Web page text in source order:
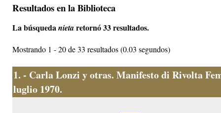
Resultados en la Biblioteca
La búsquedanietaretornó 33 resultados.
Mostrando 1 - 20 de 33 resultados (0.03 segundos)
1. - Carla Lonzi y otras. Manifesto di Rivolta
luglio 1970.